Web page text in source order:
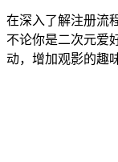
在深入了解注册流
不论你是二次元爱
动，增加观影的趣